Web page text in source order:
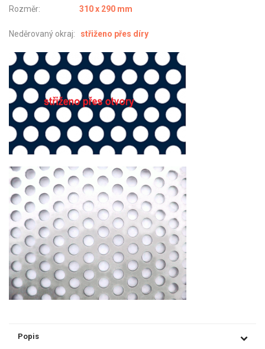
Rozměr: 310 x 290 mm
Neděrovaný okraj: střiženo přes díry
Popis